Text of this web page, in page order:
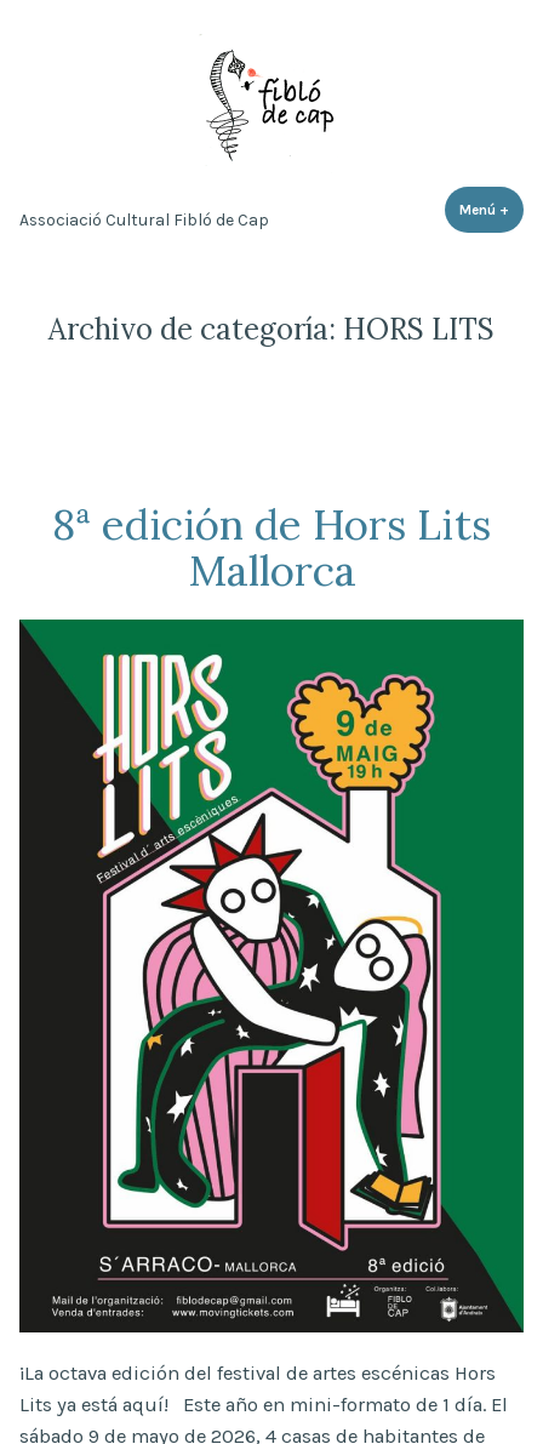
Associació Cultural Fibló de Cap
Menú +
Archivo de categoría: HORS LITS
8ª edición de Hors Lits
Mallorca
¡La octava edición del festival de artes escénicas Hors
Lits ya está aquí! Este año en mini-formato de 1 día. El
sábado 9 de mayo de 2026, 4 casas de habitantes de